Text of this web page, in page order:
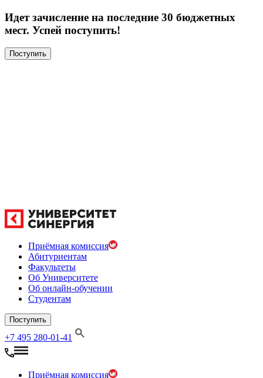
Идет зачисление на последние 30 бюджетных
мест. Успей поступить!
Поступить
Приёмная комиссия
Абитуриентам
Факультеты
Об Университете
Об онлайн-обучении
Студентам
Поступить
+7 495 280-01-41
Приёмная комиссия